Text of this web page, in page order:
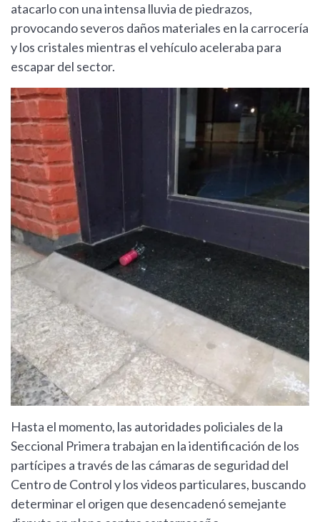
atacarlo con una intensa lluvia de piedrazos,
provocando severos daños materiales en la carrocería
y los cristales mientras el vehículo aceleraba para
escapar del sector.
Hasta el momento, las autoridades policiales de la
Seccional Primera trabajan en la identificación de los
partícipes a través de las cámaras de seguridad del
Centro de Control y los videos particulares, buscando
determinar el origen que desencadenó semejante